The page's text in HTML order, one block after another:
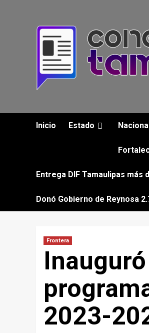
Inicio Estado
Entrega DIF Tamaulipas
Donó Gobierno de Reynosa
Frontera
2023-